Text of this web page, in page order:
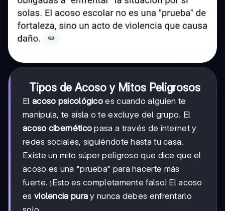
Tipos de Acoso y Mitos Peligrosos
El acoso psicológico es cuando alguien te
manipula, te aísla o te excluye del grupo. El
acoso cibernético pasa a través de internet y
redes sociales, siguiéndote hasta tu casa.
Existe un mito súper peligroso que dice que el
acoso es una "prueba" para hacerte más
fuerte. ¡Esto es completamente falso! El acoso
es violencia pura y nunca debes enfrentarlo